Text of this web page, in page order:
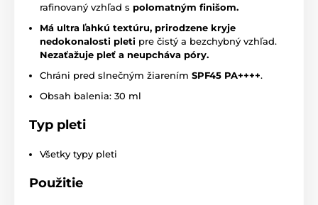
rafinovaný vzhľad s polomatným finišom.
Má ultra ľahkú textúru, prirodzene kryje
nedokonalosti pleti pre čistý a bezchybný vzhľad.
Nezaťažuje pleť a neupcháva póry.
Chráni pred slnečným žiarením SPF45 PA++++.
Obsah balenia: 30 ml
Typ pleti
Všetky typy pleti
Použitie